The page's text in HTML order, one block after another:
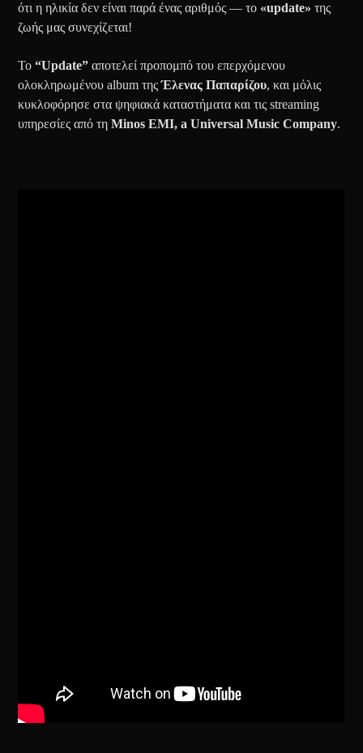
ότι η ηλικία δεν είναι παρά ένας αριθμός — το «update» της
ζωής μας συνεχίζεται!
Το“Update” αποτελεί προπομπό του επερχόμενου
ολοκληρωμένου album τηςΈλενας Παπαρίζου, και μόλις
κυκλοφόρησε στα ψηφιακά καταστήματα και τις streaming
υπηρεσίες από τηMinos EMI, a Universal Music Company.